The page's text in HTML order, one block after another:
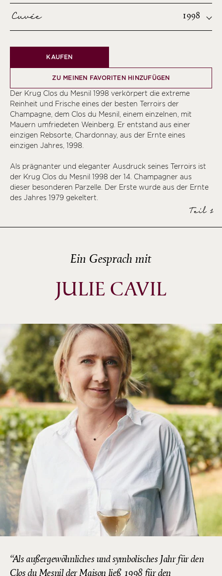
Cuvée 1998
KAUFEN
ZU MEINEN FAVORITEN HINZUFÜGEN
Der Krug Clos du Mesnil 1998 verkörpert die extreme
Reinheit und Frische eines der besten Terroirs der
Champagne, dem Clos du Mesnil, einem einzelnen, mit
Mauern umfriedeten Weinberg. Er entstand aus einer
einzigen Rebsorte, Chardonnay, aus der Ernte eines
einzigen Jahres, 1998.
Als prägnanter und eleganter Ausdruck seines Terroirs ist
der Krug Clos du Mesnil 1998 der 14. Champagner aus
dieser besonderen Parzelle. Der Erste wurde aus der Ernte
des Jahres 1979 gekeltert.
Teil 1
Ein Gesprach mit
JULIE CAVIL
Als außergewöhnliches und symbolisches Jahr für den
Clos du Mesnil der Maison ließ 1998 für den